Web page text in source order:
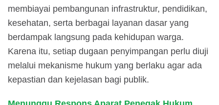
membiayai pembangunan infrastruktur, pendidikan,
kesehatan, serta berbagai layanan dasar yang
berdampak langsung pada kehidupan warga.
Karena itu, setiap dugaan penyimpangan perlu diuji
melalui mekanisme hukum yang berlaku agar ada
kepastian dan kejelasan bagi publik.